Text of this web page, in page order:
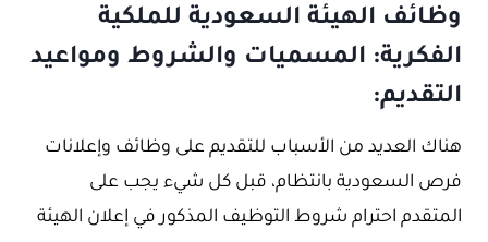
وظائف الهيئة السعودية للملكية
الفكرية: المسميات والشروط ومواعيد
التقديم:
هناك العديد من الأسباب للتقديم على وظائف وإعلانات
فرص السعودية بانتظام، قبل كل شيء يجب على
المتقدم احترام شروط التوظيف المذكور في إعلان الهيئة